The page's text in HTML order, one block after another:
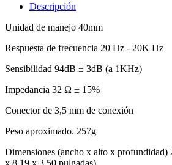
Descripción
Unidad de manejo 40mm
Respuesta de frecuencia 20 Hz - 20K Hz
Sensibilidad 94dB ± 3dB (a 1KHz)
Impedancia 32 Ω ± 15%
Conector de 3,5 mm de conexión
Peso aproximado. 257g
Dimensiones (ancho x alto x profundidad)
x 8,19 x 3,50 pulgadas)